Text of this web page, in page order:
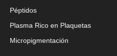
Péptidos
Plasma Rico en Plaquetas
Micropigmentación